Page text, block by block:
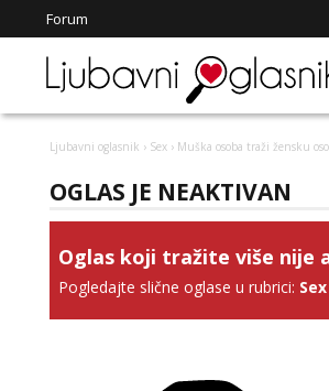
Forum
Ljubavni oglasnik › Sex › Muška osoba traži žensku
OGLAS JE NEAKTIVAN
Oglas koji tražite više nije
Pogledajte slične oglase u rubrici: Sex